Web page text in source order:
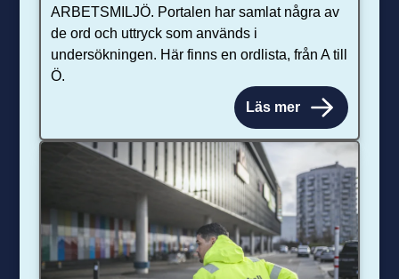
ARBETSMILJÖ. Portalen har samlat några av
de ord och uttryck som används i
undersökningen. Här finns en ordlista, från A till
Ö.
Läs mer